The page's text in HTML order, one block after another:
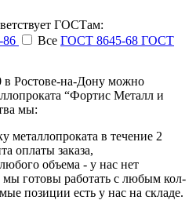
ГОСТам:
Все ГОСТ 8645-68 ГОСТ
Ростове-на-Дону можно
“Фортис Металл и
мы:
металлопроката в течение 2
оплаты заказа,
объема - у нас нет
мы готовы работать с любым кол-
позиции есть у нас на складе.